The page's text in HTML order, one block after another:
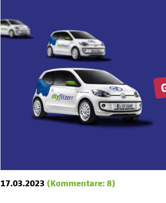
17.03.2023 (Kommentare: 8)